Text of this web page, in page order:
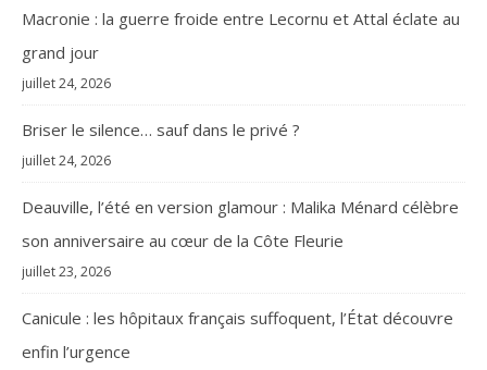
Macronie : la guerre froide entre Lecornu et Attal éclate au
grand jour
juillet 24, 2026
Briser le silence… sauf dans le privé ?
juillet 24, 2026
Deauville, l’été en version glamour : Malika Ménard célèbre
son anniversaire au cœur de la Côte Fleurie
juillet 23, 2026
Canicule : les hôpitaux français suffoquent, l’État découvre
enfin l’urgence